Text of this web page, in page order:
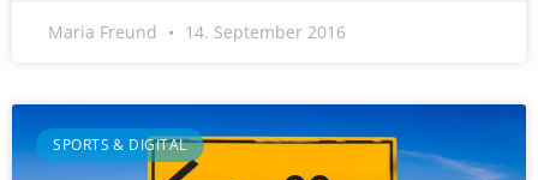
Maria Freund 14. September 2016
SPORTS & DIGITAL